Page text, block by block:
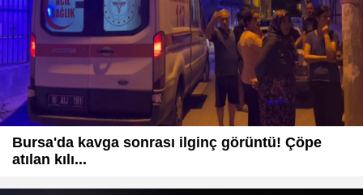
Bursa'da kavga sonrası ilginç görüntü! Çöpe
atılan kılı...